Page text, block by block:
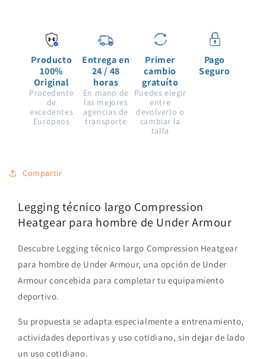
Armour
Producto
100%
Original
Procedente
de
excedentes
Europeos
Entrega en
24 / 48
horas
En mano de
las mejores
agencias de
transporte
Primer
cambio
gratuíto
Puedes elegir
entre
devolverlo o
cambiar la
talla
Pago
Seguro
Compartir
Legging técnico largo Compression
Heatgear para hombre de Under Armour
Descubre Legging técnico largo Compression Heatgear
para hombre de Under Armour, una opción de Under
Armour concebida para completar tu equipamiento
deportivo.
Su propuesta se adapta especialmente a entrenamiento,
actividades deportivas y uso cotidiano, sin dejar de lado
un uso cotidiano.